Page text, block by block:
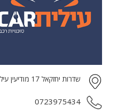
שדרות יחזקאל 17 מודיעין עילית
0723975434